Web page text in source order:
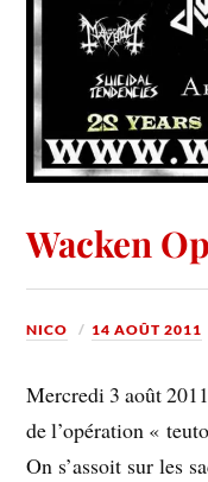
Wacken
NICO 14 AOÛT 2011
Mercredi 3 août
de l’opération «
On s’assoit sur les